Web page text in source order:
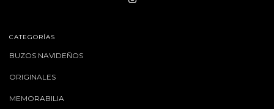
CATEGORÍAS
BUZOS NAVIDEÑOS
ORIGINALES
MEMORABILIA